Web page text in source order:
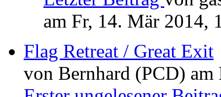
am Fr, 14. Mär 2014,
Flag Retreat / Great Exit
von Bernhard (PCD)